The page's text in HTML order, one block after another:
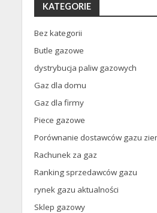
KATEGORIE
Bez kategorii
Butle gazowe
dystrybucja paliw gazowych
Gaz dla domu
Gaz dla firmy
Piece gazowe
Porównanie dostawców gazu
Rachunek za gaz
Ranking sprzedawców gazu
rynek gazu aktualności
Sklep gazowy